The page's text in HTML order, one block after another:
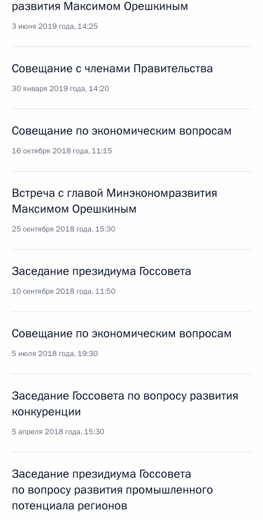
развития Максимом Орешкиным
3 июня 2019 года, 14:25
Совещание с членами Правительства
30 января 2019 года, 14:20
Совещание по экономическим вопросам
16 октября 2018 года, 11:15
Встреча с главой Минэкономразвития
Максимом Орешкиным
25 сентября 2018 года, 15:30
Заседание президиума Госсовета
10 сентября 2018 года, 11:50
Совещание по экономическим вопросам
5 июля 2018 года, 19:30
Заседание Госсовета по вопросу развития
конкуренции
5 апреля 2018 года, 15:30
Заседание президиума Госсовета
по вопросу развития промышленного
потенциала регионов